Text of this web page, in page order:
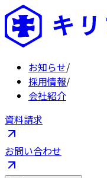
お知らせ/
採用情報/
会社紹介
資料請求
お問い合わせ